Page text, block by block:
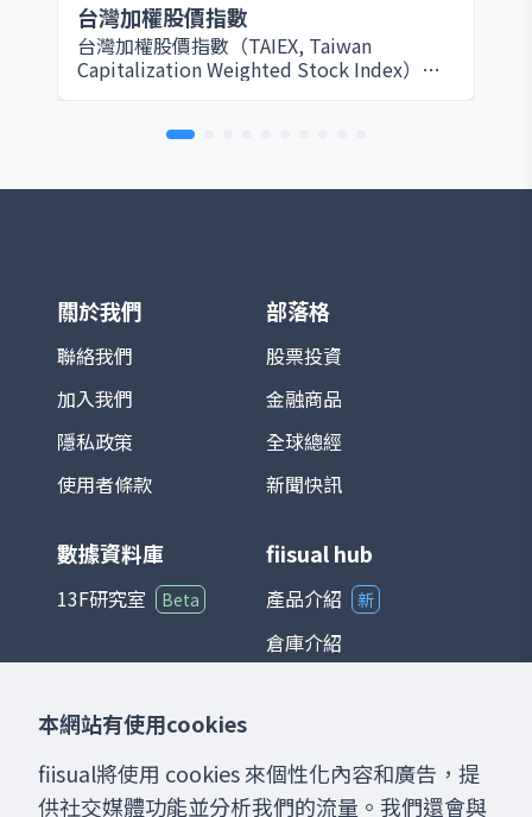
台灣加權股價指數
台灣加權股價指數（TAIEX, Taiwan
Capitalization Weighted Stock Index）由
有在證交所上市的普通股為編製範圍，採用
積電、鴻海等）對指數影響最為顯著。基期
導體及電子製造重鎮，相關族群在指數中權
重極高，使其走勢往往與全球科技產業景氣
循環高度連動。 在投資應用上，TAIEX 不僅
融商品（如期貨、選擇權）以及各類基金的
參考標的。整體而言，台灣加權股價指數能
夠綜合反映台灣經濟與產業發展狀況，是國
際與本地投資人衡量台股的重要指標。
關於我們
聯絡我們
加入我們
隱私政策
使用者條款
部落格
股票投資
金融商品
全球總經
新聞快訊
數據資料庫
13F研究室 Beta
fiisual hub
產品介紹 新
倉庫介紹
本網站有使用cookies
fiisual將使用 cookies 來個性化內容和廣告，提
供社交媒體功能並分析我們的流量。我們還會與